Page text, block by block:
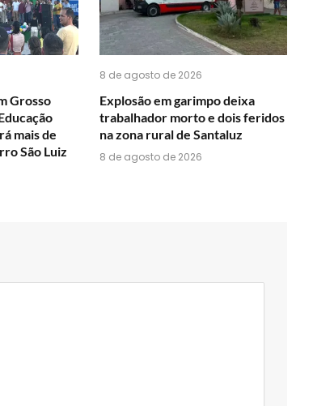
Grosso
mais de
São Luiz
8 de agosto de 2026
Explosão em garimpo deixa
trabalhador morto e dois feridos
na zona rural de Santaluz
8 de agosto de 2026